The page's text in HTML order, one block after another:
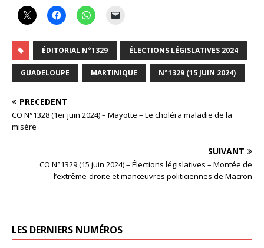
ÉDITORIAL N°1329 ÉLECTIONS LÉGISLATIVES 2024
GUADELOUPE MARTINIQUE N°1329 (15 JUIN 2024)
PRÉCÉDENT
CO N°1328 (1er juin 2024) – Mayotte – Le choléra maladie de la
misère
SUIVANT
CO N°1329 (15 juin 2024) – Élections législatives – Montée de
l’extrême-droite et manœuvres politiciennes de Macron
LES DERNIERS NUMÉROS